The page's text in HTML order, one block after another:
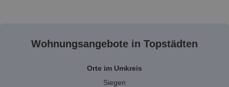
Wohnungsangebote in Topstädten
Orte im Umkreis
Siegen